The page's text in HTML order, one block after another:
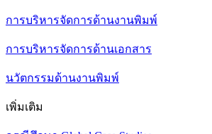
การบริหารจัดการด้านงานพิมพ์
การบริหารจัดการด้านเอกสาร
นวัตกรรมด้านงานพิมพ์
เพิ่มเติม